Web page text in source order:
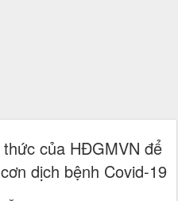
của HĐGMVN để
dịch bệnh Covid-19